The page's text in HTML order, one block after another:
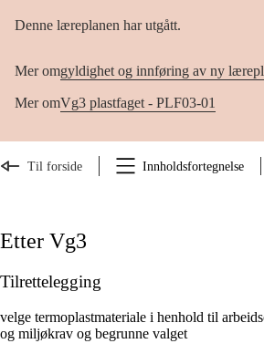
Denne læreplanen har utgått.
Mer omgyldighet og innføring av ny
Mer omVg3 plastfaget - PLF03-01
Til forside Innholdsfortegnelse
Etter Vg3
Tilrettelegging
velge termoplastmateriale i henhold til
og miljøkrav og begrunne valget